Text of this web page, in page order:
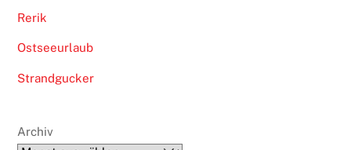
Rerik
Ostseeurlaub
Strandgucker
Archiv